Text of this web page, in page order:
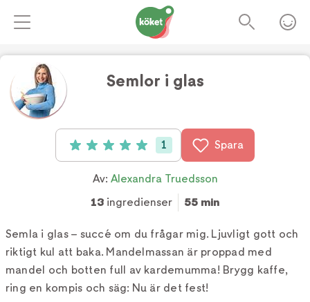
Semlor i glas
Betyg: 5 av 5 (1 röster)
1 Spara
Av: Alexandra Truedsson
13 ingredienser 55 min
Semla i glas – succé om du frågar mig. Ljuvligt gott och
riktigt kul att baka. Mandelmassan är proppad med
mandel och botten full av kardemumma! Brygg kaffe,
ring en kompis och säg: Nu är det fest!